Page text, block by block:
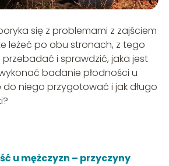
się z problemami z zajściem
leżeć po obu stronach, z tego
i sprawdzić, jaka jest
badanie płodności u
do niego przygotować i jak długo
u mężczyzn – przyczyny